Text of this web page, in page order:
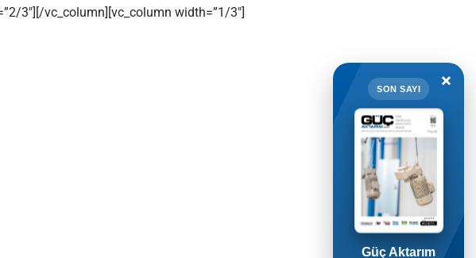
3″][/vc_column][vc_column width=”1/3″]
×
SON SAYI
Güç Aktarım